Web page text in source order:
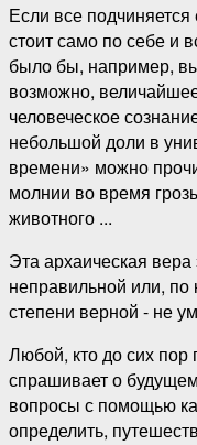
Если все
стоит само по себе и
было бы, например,
возможно,
человеческое
небольшой доли в
времени» можно
молнии во время
животного ...
Эта архаическая
неправильной или, по
степени верной - не
Любой, кто до сих пор
спрашивает о
вопросы с помощью
определить,